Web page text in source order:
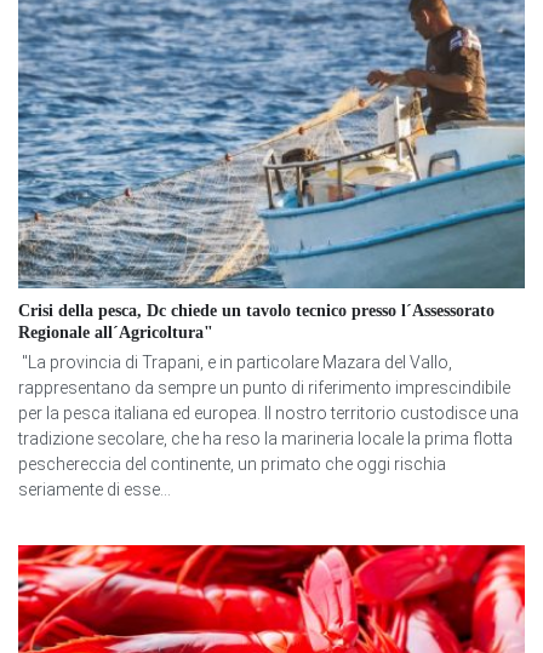
Crisi della pesca, Dc chiede un tavolo tecnico presso l´Assessorato
Regionale all´Agricoltura"
"La provincia di Trapani, e in particolare Mazara del Vallo,
rappresentano da sempre un punto di riferimento imprescindibile
per la pesca italiana ed europea. Il nostro territorio custodisce una
tradizione secolare, che ha reso la marineria locale la prima flotta
peschereccia del continente, un primato che oggi rischia
seriamente di esse...